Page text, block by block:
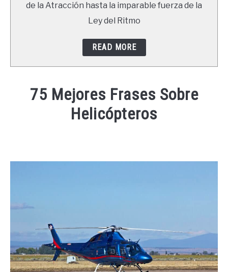
de la Atracción hasta la imparable fuerza de la
Ley del Ritmo
READ MORE
75 Mejores Frases Sobre
Helicópteros